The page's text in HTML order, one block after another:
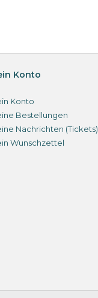
Konto
Konto
Bestellungen
Nachrichten (Tickets)
Wunschzettel